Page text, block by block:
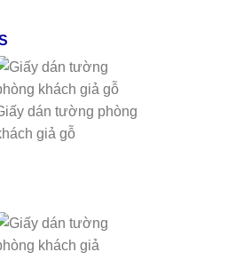
dán tường phòng
giả gỗ